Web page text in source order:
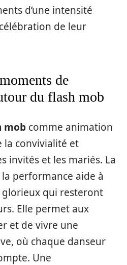
d’une intensité
de leur
de
du flash mob
mob comme animation
la convivialité et
invités et les mariés. La
performance aide à
glorieux qui resteront
Elle permet aux
et de vivre une
où chaque danseur
Une